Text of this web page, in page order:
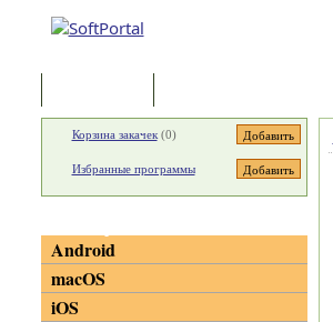
Корзина закачек(0)
Избранные программы
Android
macOS
iOS